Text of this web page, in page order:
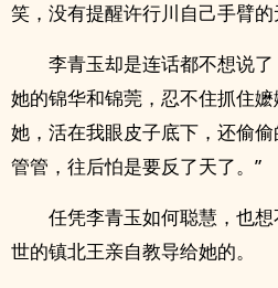
笑，没有提醒许行川自己手臂的
李青玉却是连话都不想说
她的锦华和锦莞，忍不住抓住
她，活在我眼皮子底下，还偷
管管，往后怕是要反了天了。”
任凭李青玉如何聪慧，也
世的镇北王亲自教导给她的。